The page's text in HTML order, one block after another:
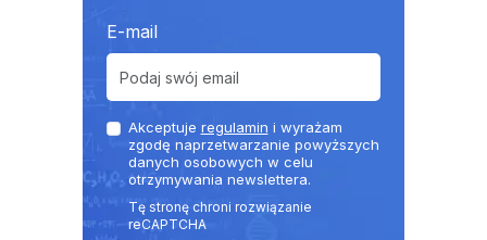
E-mail
Akceptuje regulamin i wyrażam
zgodę naprzetwarzanie powyższych
danych osobowych w celu
otrzymywania newslettera.